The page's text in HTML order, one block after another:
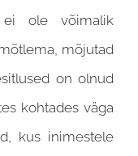
ei ole võimalik
mõjutad
on olnud
kohtades väga
kus inimestele